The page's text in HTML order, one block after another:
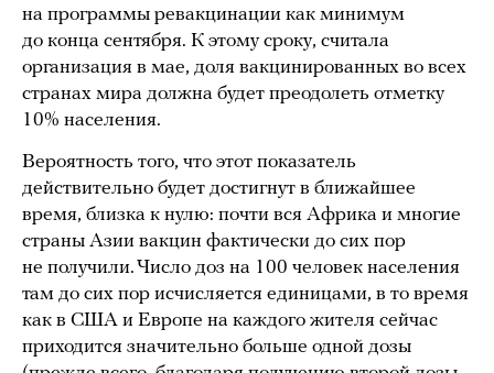
на программы ревакцинации как минимум
до конца сентября. К этому сроку, считала
организация в мае, доля вакцинированных во всех
странах мира должна будет преодолеть отметку
10% населения.
Вероятность того, что этот показатель
действительно будет достигнут в ближайшее
время, близка к нулю: почти вся Африка и многие
страны Азии вакцин фактически до сих пор
не получили. Число доз на 100 человек населения
там до сих пор исчисляется единицами, в то время
как в США и Европе на каждого жителя сейчас
приходится значительно больше одной дозы